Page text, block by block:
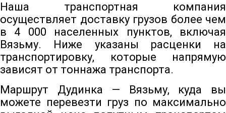
Наша транспортная компания
осуществляет доставку грузов более чем
в 4 000 населенных пунктов, включая
Вязьму. Ниже указаны расценки на
транспортировку, которые напрямую
зависят от тоннажа транспорта.
Маршрут Дудинка — Вязьму, куда вы
можете перевезти груз по максимально